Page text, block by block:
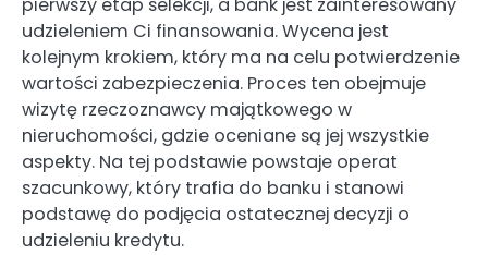
pierwszy etap selekcji, a bank jest zainteresowany
udzieleniem Ci finansowania. Wycena jest
kolejnym krokiem, który ma na celu potwierdzenie
wartości zabezpieczenia. Proces ten obejmuje
wizytę rzeczoznawcy majątkowego w
nieruchomości, gdzie oceniane są jej wszystkie
aspekty. Na tej podstawie powstaje operat
szacunkowy, który trafia do banku i stanowi
podstawę do podjęcia ostatecznej decyzji o
udzieleniu kredytu.